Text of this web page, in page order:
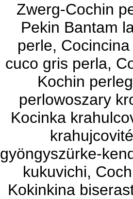
Zwerg-Cochin
Pekin Bantam
perle,
cuco gris perla,
Kochin
perlowoszary
Kocinka
gyöngyszürke-
kukuvichi,
Kokinkina